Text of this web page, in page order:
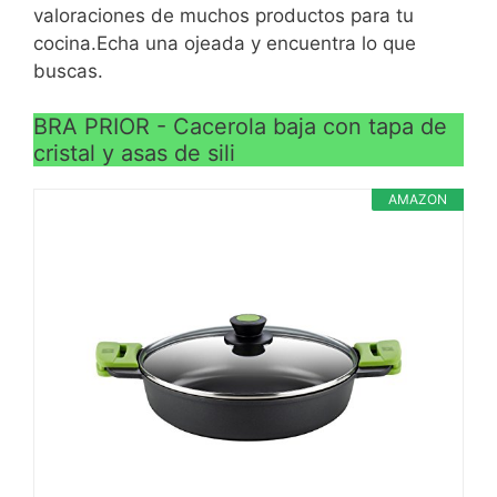
interior y exterior; libre de
PFOA
valoraciones de muchos productos para tu
cocina.Echa una ojeada y encuentra lo que
buscas.
BRA PRIOR - Cacerola baja con tapa de
cristal y asas de sili
AMAZON